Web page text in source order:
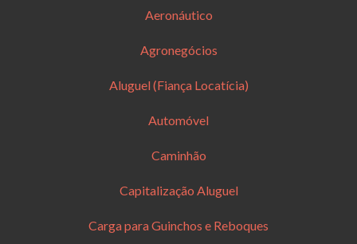
Aeronáutico
Agronegócios
Aluguel (Fiança Locatícia)
Automóvel
Caminhão
Capitalização Aluguel
Carga para Guinchos e Reboques